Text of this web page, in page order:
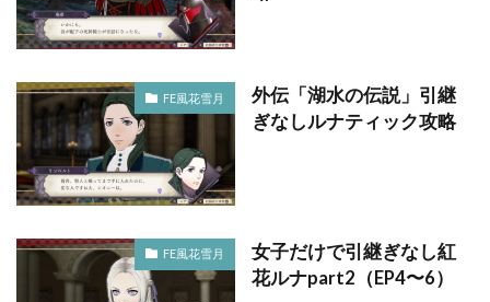
FE風花雪月
外伝「湖水の伝説」引継
ぎなしルナティック攻略
FE風花雪月
女子だけで引継ぎなし紅
花ルナpart2（EP4〜6）